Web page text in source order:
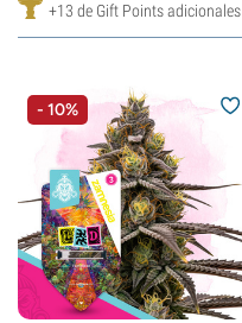
+13 de Gift Points adicionales
- 10%